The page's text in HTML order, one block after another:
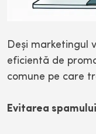
Deși marketingul
eficientă de
comune pe care
Evitarea